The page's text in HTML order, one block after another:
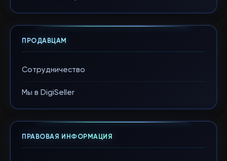
ПРОДАВЦАМ
Сотрудничество
Мы в DigiSeller
ПРАВОВАЯ ИНФОРМАЦИЯ